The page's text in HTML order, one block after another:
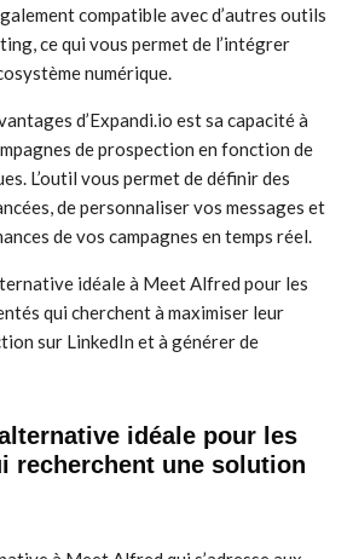
compatible avec d’autres outils
ce qui vous permet de l’intégrer
numérique.
d’Expandi.io est sa capacité à
de prospection en fonction de
L’outil vous permet de définir des
de personnaliser vos messages et
de vos campagnes en temps réel.
idéale à Meet Alfred pour les
qui cherchent à maximiser leur
sur LinkedIn et à générer de
idéale pour les
recherchent une solution